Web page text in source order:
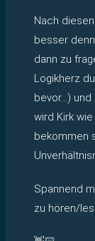
Nach
besser
dann zu
Logikherz
bevor…)
wird Kirk
bekommen
Spannend
zu hören/